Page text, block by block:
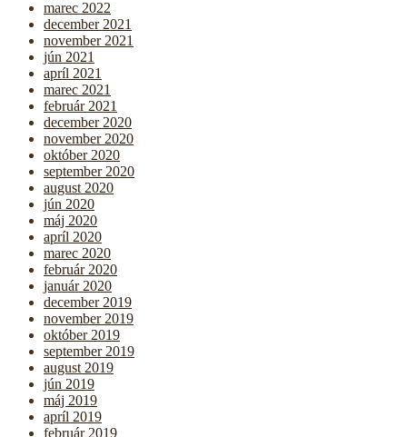
marec 2022
december 2021
november 2021
jún 2021
apríl 2021
marec 2021
február 2021
december 2020
november 2020
október 2020
september 2020
august 2020
jún 2020
máj 2020
apríl 2020
marec 2020
február 2020
január 2020
december 2019
november 2019
október 2019
september 2019
august 2019
jún 2019
máj 2019
apríl 2019
február 2019